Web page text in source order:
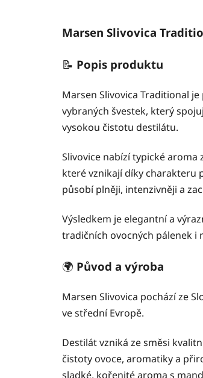
Marsen Slivovica
📝 Popis produktu
Marsen Slivovica Traditional
vybraných švestek, který
vysokou čistotu destilátu.
Slivovice nabízí typické
které vznikají díky charakteru
působí plněji, intenzivněji a
Výsledkem je elegantní a
tradičních ovocných pálenek
🌍 Původ a výroba
Marsen Slivovica pochází ze
ve střední Evropě.
Destilát vzniká ze směsi
čistoty ovoce, aromatiky a
sladké, kořenité aroma s